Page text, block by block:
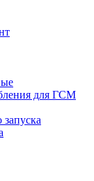
для ГСМ